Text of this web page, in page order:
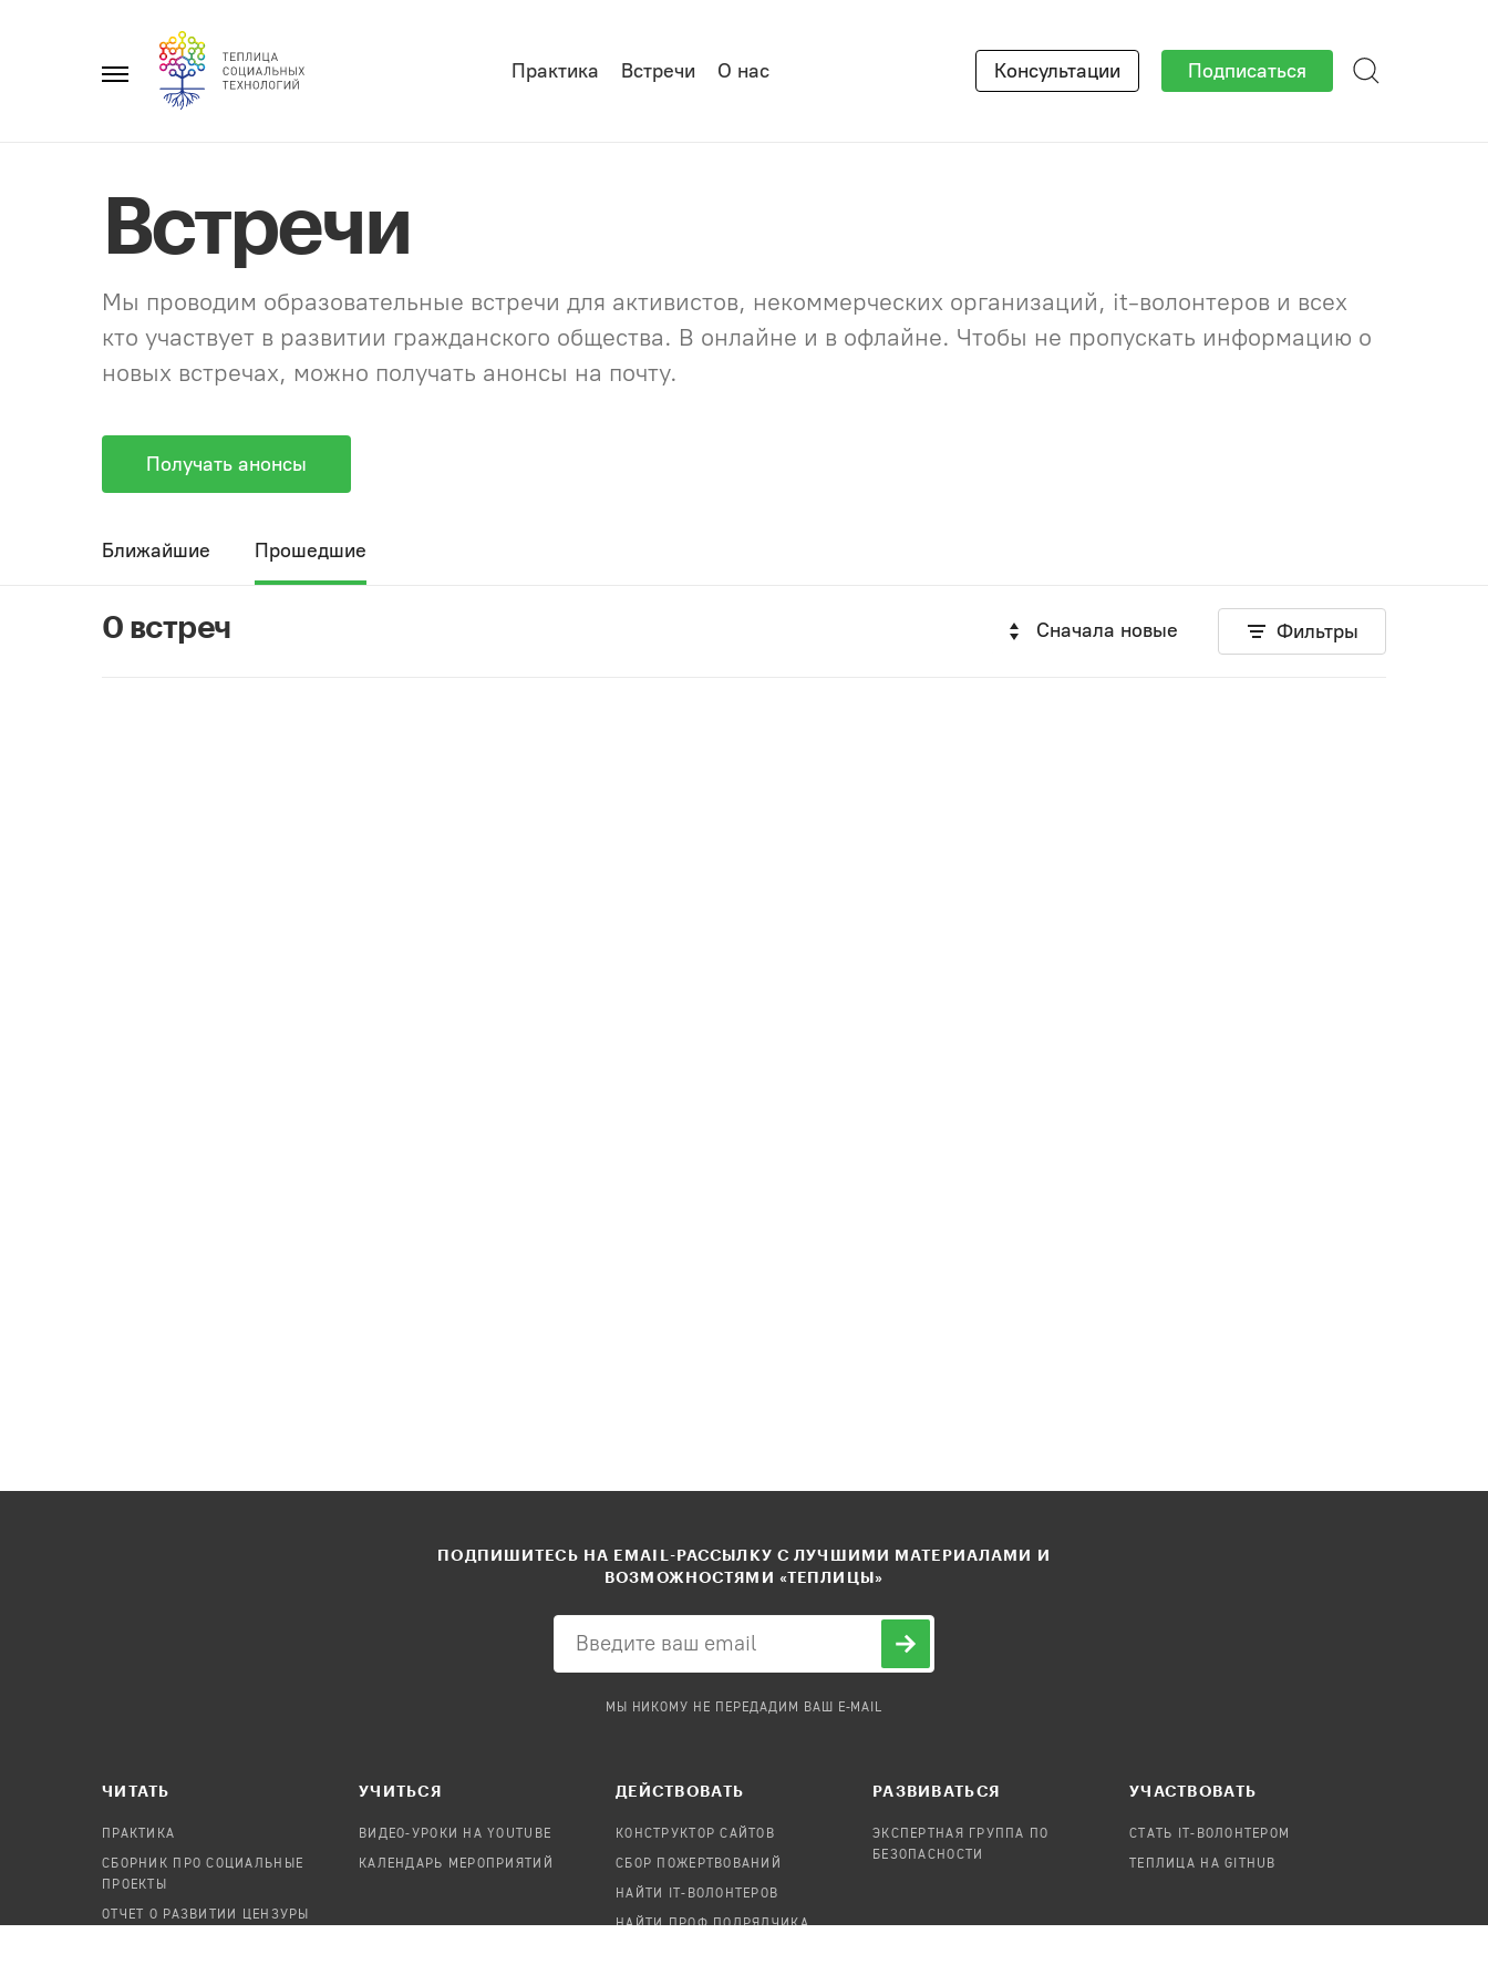
Главное
Практика Встречи О нас Консультации Подписаться
Встречи
Мы проводим образовательные встречи для активистов, некоммерческих организаций, it-волонтеров и всех
кто участвует в развитии гражданского общества. В онлайне и в офлайне. Чтобы не пропускать информацию о
новых встречах, можно получать анонсы на почту.
Получать анонсы
Ближайшие Прошедшие
0 встреч Сначала новые Фильтры
ПОДПИШИТЕСЬ НА EMAIL-РАССЫЛКУ С ЛУЧШИМИ МАТЕРИАЛАМИ И
ВОЗМОЖНОСТЯМИ «ТЕПЛИЦЫ»
МЫ НИКОМУ НЕ ПЕРЕДАДИМ ВАШ E-MAIL
ЧИТАТЬ
ПРАКТИКА
СБОРНИК ПРО СОЦИАЛЬНЫЕ
ПРОЕКТЫ
ОТЧЕТ О РАЗВИТИИ ЦЕНЗУРЫ
УЧИТЬСЯ
ВИДЕО-УРОКИ НА YOUTUBE
КАЛЕНДАРЬ МЕРОПРИЯТИЙ
ДЕЙСТВОВАТЬ
КОНСТРУКТОР САЙТОВ
СБОР ПОЖЕРТВОВАНИЙ
НАЙТИ IT-ВОЛОНТЕРОВ
НАЙТИ ПРОФ.ПОДРЯДЧИКА
РАЗВИВАТЬСЯ
ЭКСПЕРТНАЯ ГРУППА ПО
БЕЗОПАСНОСТИ
УЧАСТВОВАТЬ
СТАТЬ IT-ВОЛОНТЕРОМ
ТЕПЛИЦА НА GITHUB